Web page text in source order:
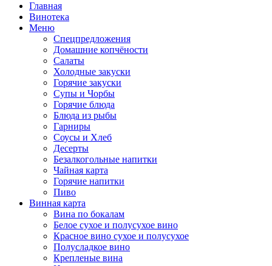
Главная
Винотека
Меню
Спецпредложения
Домашние копчёности
Салаты
Холодные закуски
Горячие закуски
Супы и Чорбы
Горячие блюда
Блюда из рыбы
Гарниры
Соусы и Хлеб
Десерты
Безалкогольные напитки
Чайная карта
Горячие напитки
Пиво
Винная карта
Вина по бокалам
Белое сухое и полусухое вино
Красное вино сухое и полусухое
Полусладкое вино
Крепленые вина